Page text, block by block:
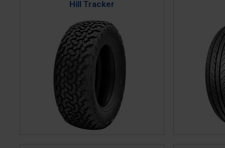
Hill Tracker